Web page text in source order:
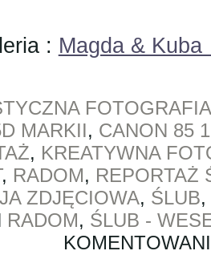
: Magda &
MARKII, CANON 85
, KREATYWNA
, RADOM, REPORTAŻ
ZDJĘCIOWA, ŚLUB
RADOM, ŚLUB -